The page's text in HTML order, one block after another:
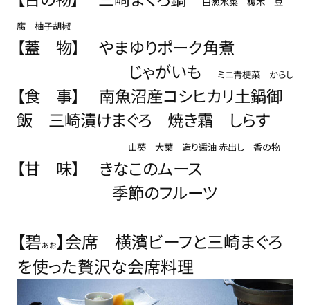
腐 柚子胡椒
【蓋 物】 やまゆりポーク角煮
じゃがいも
ミニ青梗菜 からし
【食 事】 南魚沼産コシヒカリ土鍋御
飯 三崎漬けまぐろ 焼き霜 しらす
山葵 大葉 造り醤油 赤出し 香の物
【甘 味】 きなこのムース
季節のフルーツ
【碧あお】会席 横濱ビーフと三崎まぐろ
を使った贅沢な会席料理